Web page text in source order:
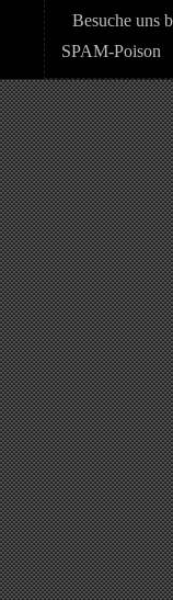
Besuche uns
SPAM-Poison